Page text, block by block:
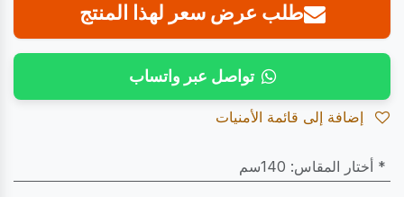
طلب عرض سعر لهذا المنتج
تواصل عبر واتساب
* أختار المقاس: 140سم